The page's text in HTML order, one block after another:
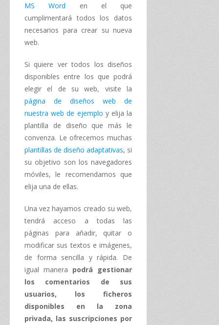
MS Word en el que
cumplimentará todos los datos
necesarios para crear su nueva
web.
Si quiere ver todos los diseños
disponibles entre los que podrá
elegir el de su web, visite la
página de diseños web de
nuestra web de ejemplo y elija la
plantilla de diseño que más le
convenza. Le ofrecemos muchas
plantillas de diseño adaptativas, si
su objetivo son los navegadores
móviles, le recomendamos que
elija una de ellas.
Una vez hayamos creado su web,
tendrá acceso a todas las
páginas para añadir, quitar o
modificar sus textos e imágenes,
de forma sencilla y rápida. De
igual manera podrá gestionar
los comentarios de sus
usuarios, los ficheros
disponibles en la zona
privada, las suscripciones por